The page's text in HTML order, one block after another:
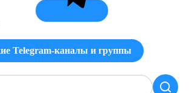
Telegram-каналы и группы